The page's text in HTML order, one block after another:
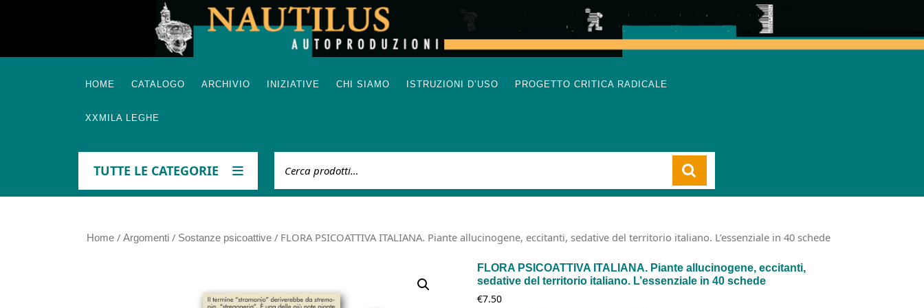
HOME CATALOGO ARCHIVIO INIZIATIVE CHI SIAMO ISTRUZIONI D’USO PROGETTO CRITICA RADICALE
XXMILA LEGHE
TUTTE LE CATEGORIE
Home / Argomenti / Sostanze psicoattive / FLORA PSICOATTIVA ITALIANA. Piante allucinogene, eccitanti, sedative del territorio italiano. L’essenziale in 40 schede
FLORA PSICOATTIVA ITALIANA. Piante allucinogene, eccitanti,
sedative del territorio italiano. L’essenziale in 40 schede
€7.50